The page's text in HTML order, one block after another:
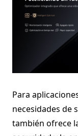
Para
necesidades de
también ofrece